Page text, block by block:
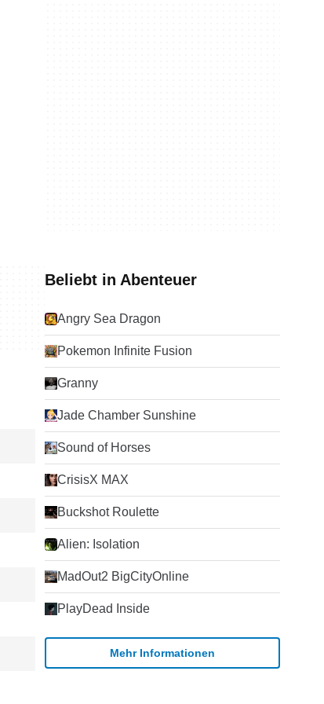
Beliebt in Abenteuer
Angry Sea Dragon
Pokemon Infinite Fusion
Granny
Jade Chamber Sunshine
Sound of Horses
CrisisX MAX
Buckshot Roulette
Alien: Isolation
MadOut2 BigCityOnline
PlayDead Inside
Mehr Informationen